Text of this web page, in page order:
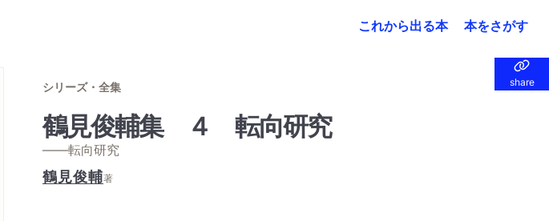
これから出る本 本をさがす
share
share
シリーズ・全集
鶴見俊輔集 ４ 転向研究
——転向研究
鶴見俊輔著